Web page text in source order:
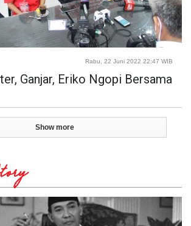
Rabu, 22 Juni 2022 22:47 WIB
Ganjar, Eriko Ngopi Bersama
Show more